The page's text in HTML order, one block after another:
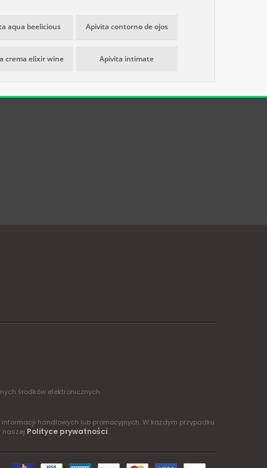
aqua beelicious Apivita contorno de ojos
crema elixir wine Apivita intimate
środków elektronicznych
handlowych lub promocyjnych. W każdym przypadku
naszej Polityce prywatności .